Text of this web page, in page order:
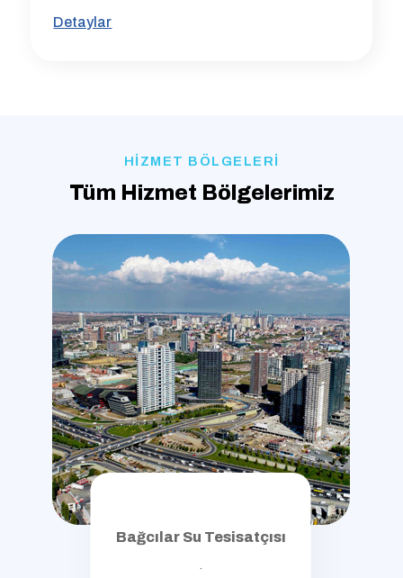
Detaylar
HİZMET BÖLGELERİ
Tüm Hizmet Bölgelerimiz
Bağcılar Su Tesisatçısı